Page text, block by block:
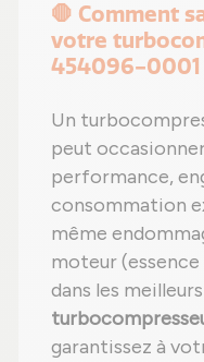
🛑 Comment
votre
454096-0001
Un
peut
performance,
consommation
même
moteur (essence
dans les
garantissez à